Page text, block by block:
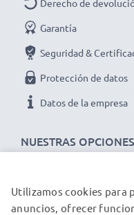
NUESTRAS
Derecho de
Garantía
Seguridad &
Protección de datos
Datos de la empresa
NUESTROS
Utilizamos cookies para
anuncios, ofrecer